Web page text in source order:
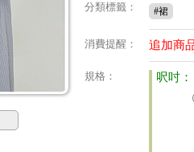
分類標籤 ： #裙
消費提醒 ： 追加商
規格 ： 呎吋：